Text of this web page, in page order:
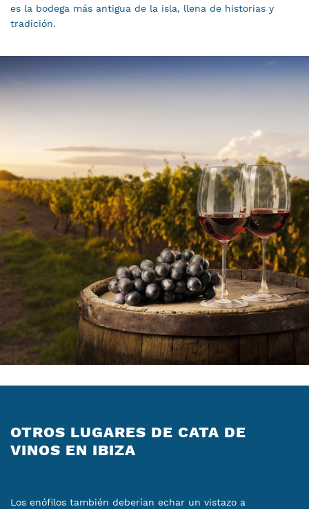
es la bodega más antigua de la isla, llena de historias y
tradición.
OTROS LUGARES DE CATA DE
VINOS EN IBIZA
Los enófilos también deberían echar un vistazo a